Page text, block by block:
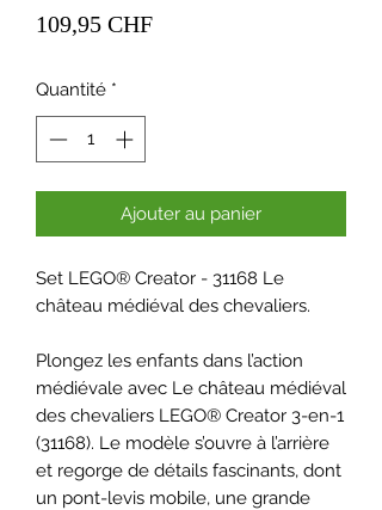
109,95 CHFPrix
Quantité *
Ajouter au panier
Set LEGO® Creator - 31168 Le
château médiéval des chevaliers.
Plongez les enfants dans l’action
médiévale avec Le château médiéval
des chevaliers LEGO® Creator 3-en-1
(31168). Le modèle s’ouvre à l’arrière
et regorge de détails fascinants, dont
un pont-levis mobile, une grande